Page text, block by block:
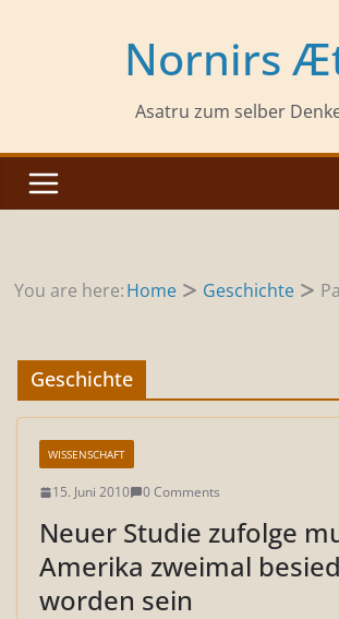
Nornirs
Asatru zum selber
You are here:Home Geschichte
Geschichte
WISSENSCHAFT
15. Juni 2010 0 Comments
Neuer Studie zufolge
Amerika zweimal
worden sein